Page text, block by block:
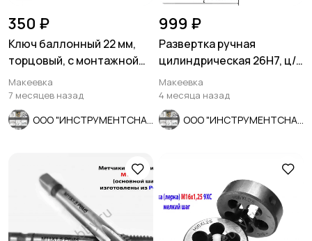
350 ₽
Ключ баллонный 22 мм,
торцовый, с монтажной
лопаткой, оцинков, СССР.
Макеевка
7 месяцев назад
999 ₽
Развертка ручная
цилиндрическая 26Н7, ц/
х, 9ХС, 231/115 мм, Z8,
СССР.
Макеевка
4 месяца назад